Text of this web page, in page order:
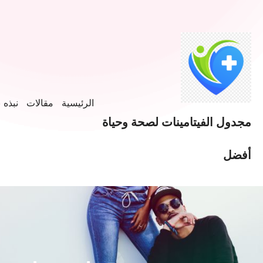
المحتوى
مجدول الفيتامينات لصحة وحياة
أفضل
الرئيسية مقالات نبذه